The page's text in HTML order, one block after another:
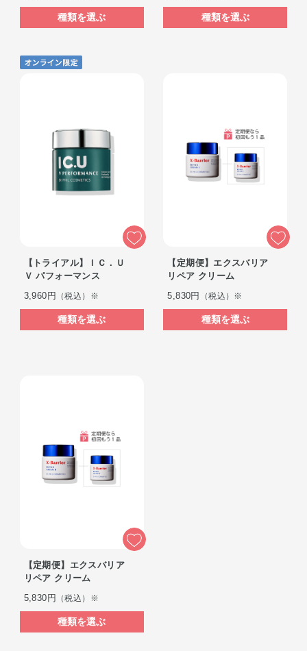
種類を選ぶ 種類を選ぶ
【トライアル】ＩＣ．Ｕ
Ｖ パフォーマンス
3,960円
（税込）※
種類を選ぶ
【定期便】エクスバリア
リペア クリーム
5,830円
（税込）※
種類を選ぶ
【定期便】エクスバリア
リペア クリーム
5,830円
（税込）※
種類を選ぶ